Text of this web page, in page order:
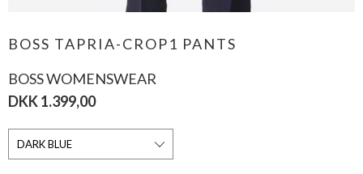
BOSS TAPRIA-CROP1 PANTS
BOSS WOMENSWEAR
DKK 1.399,00